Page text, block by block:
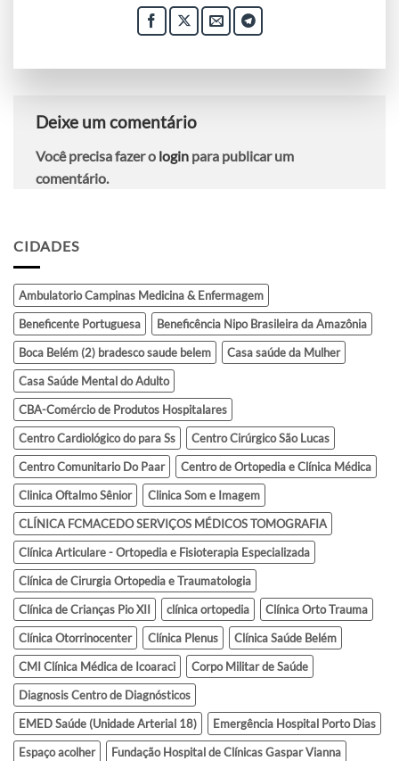
Deixe um comentário
Você precisa fazer o login para publicar um
comentário.
CIDADES
Ambulatorio Campinas Medicina & Enfermagem
Beneficente Portuguesa
Beneficência Nipo Brasileira da Amazônia
Boca Belém (2) bradesco saude belem
Casa saúde da Mulher
Casa Saúde Mental do Adulto
CBA-Comércio de Produtos Hospitalares
Centro Cardiológico do para Ss
Centro Cirúrgico São Lucas
Centro Comunitario Do Paar
Centro de Ortopedia e Clínica Médica
Clinica Oftalmo Sênior
Clinica Som e Imagem
CLÍNICA FCMACEDO SERVIÇOS MÉDICOS TOMOGRAFIA
Clínica Articulare - Ortopedia e Fisioterapia Especializada
Clínica de Cirurgia Ortopedia e Traumatologia
Clínica de Crianças Pio XII
clínica ortopedia
Clínica Orto Trauma
Clínica Otorrinocenter
Clínica Plenus
Clínica Saúde Belém
CMI Clínica Médica de Icoaraci
Corpo Militar de Saúde
Diagnosis Centro de Diagnósticos
EMED Saúde (Unidade Arterial 18)
Emergência Hospital Porto Dias
Espaço acolher
Fundação Hospital de Clínicas Gaspar Vianna